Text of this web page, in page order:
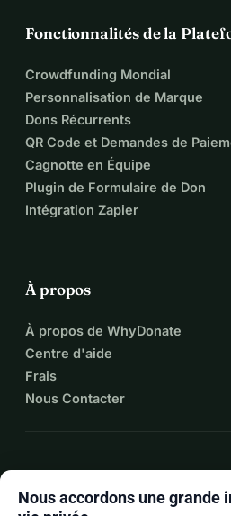
Fonctionnalités de la
Crowdfunding Mondial
Personnalisation de Marque
Dons Récurrents
QR Code et Demandes de
Cagnotte en Équipe
Plugin de Formulaire de Don
Intégration Zapier
À propos
À propos de WhyDonate
Centre d'aide
Frais
Nous Contacter
Nous accordons une grande